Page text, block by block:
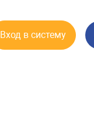
Вход в систему